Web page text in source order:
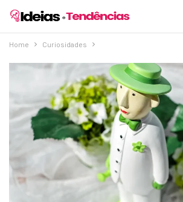
Home Curiosidades